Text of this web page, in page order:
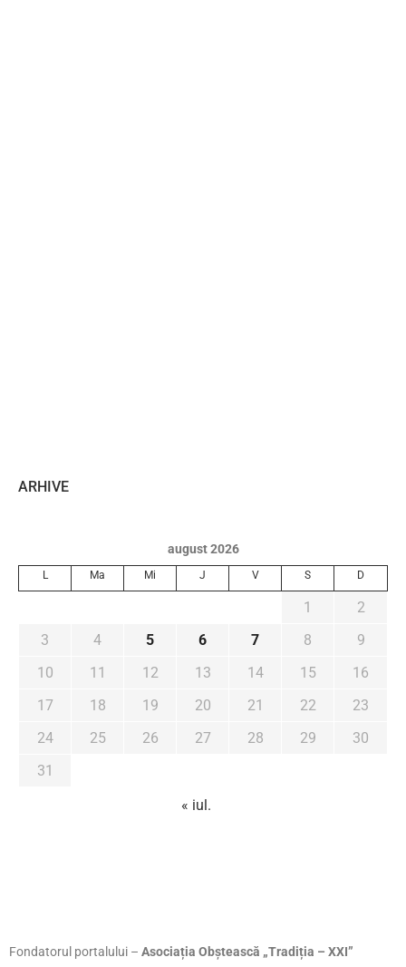
ARHIVE
august 2026
L Ma Mi J V S D
1
2
3
4 5 6 7 8
9
10
11 12 13 14 15
16
17
18 19 20 21 22
23
24
25 26 27 28 29
30
31
« iul.
Fondatorul portalului – Asociația Obștească „Tradiția – XXI”